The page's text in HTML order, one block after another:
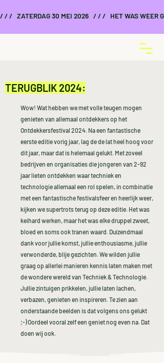
/ / /   ZATERDAG 30 MEI 2026   / / /   HET WAS WEER
TERUGBLIK 2024:
Wow! Wat hebben we met volle teugen mogen
genieten van allemaal ontdekkers op het
Ontdekkersfestival 2024. Na een fantastische
eerste editie vorig jaar, lag de de lat heel hoog voor
dit jaar, maar dat is helemaal gelukt. Met zoveel
bedrijven en organisaties die jongeren van 2-92
jaar lieten ontdekken waar techniek en
technologie allemaal een rol spelen, in combinatie
met een fantastische festivalsfeer en heerlijk weer,
kijken we supertrots terug op deze editie. Het was
keihard werken, maar het was elke druppel zweet,
bloed en soms ook tranen waard. Duizendmaal
dank voor jullie komst, jullie enthousiasme, jullie
verwonderde, blije gezichten. We wilden jullie
graag op allerlei manieren kennis laten maken met
de wondere wereld van Techniek & Technologie.
Jullie zintuigen prikkelen, jullie laten lachen,
verbazen, genieten en inspireren. Te zien aan
onderstaande beelden is dat volgens ons gelukt
;-) Oordeel vooral zelf een geniet nog even na. Dat
doen wij ook.